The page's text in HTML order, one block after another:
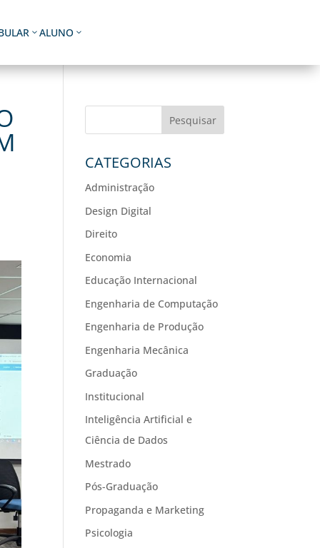
3 ALUNO 3
Pesquisar
CATEGORIAS
Administração
Design Digital
Direito
Economia
Educação Internacional
Engenharia de Computação
Engenharia de Produção
Engenharia Mecânica
Graduação
Institucional
Inteligência Artificial e
Ciência de Dados
Mestrado
Pós-Graduação
Propaganda e Marketing
Psicologia